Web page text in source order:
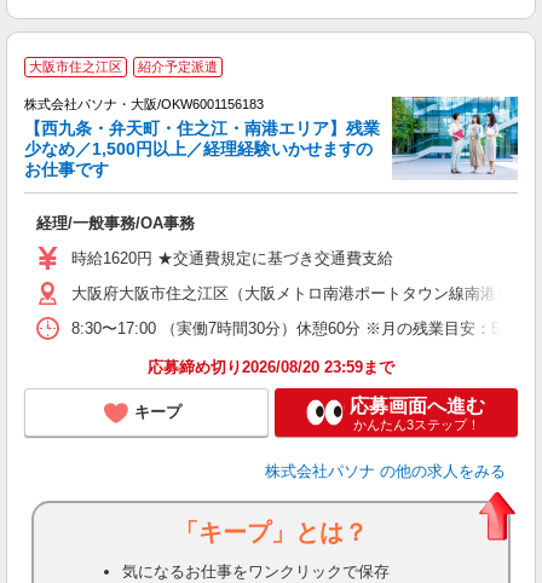
大阪市住之江区 紹介予定派遣
株式会社パソナ・大阪/OKW6001156183
【西九条・弁天町・住之江・南港エリア】残業
少なめ／1,500円以上／経理経験いかせますの
お仕事です
経理/一般事務/OA事務
時給1620円 ★交通費規定に基づき交通費支給
大阪府大阪市住之江区（大阪メトロ南港ポートタウン線南港東駅）
8:30〜17:00 （実働7時間30分）休憩60分 ※月の残業目安：5時
応募締め切り2026/08/20 23:59まで
キープ 応募画面へ進む
かんたん3ステップ！
株式会社パソナ の他の求人をみる
「キープ」とは？
気になるお仕事をワンクリックで保存